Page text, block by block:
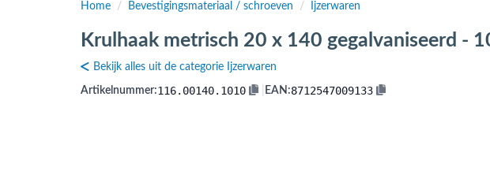
Home / Bevestigingsmateriaal / schroeven / Ijzerwaren
Krulhaak metrisch 20 x 140 gegalvaniseerd -
Bekijk alles uit de categorie Ijzerwaren
Artikelnummer:116.00140.1010 EAN:8712547009133